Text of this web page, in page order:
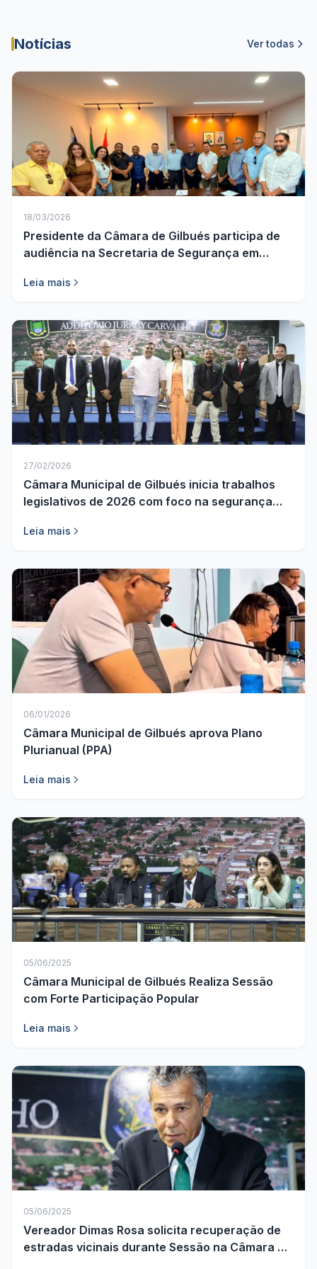
Notícias Ver todas
18/03/2026
Presidente da Câmara de Gilbués participa de
audiência na Secretaria de Segurança em
Leia mais
27/02/2026
Câmara Municipal de Gilbués inicia trabalhos
legislativos de 2026 com foco na segurança
Leia mais
06/01/2026
Câmara Municipal de Gilbués aprova Plano
Plurianual (PPA)
Leia mais
05/06/2025
Câmara Municipal de Gilbués Realiza Sessão
com Forte Participação Popular
Leia mais
05/06/2025
Vereador Dimas Rosa solicita recuperação de
estradas vicinais durante Sessão na Câmara de